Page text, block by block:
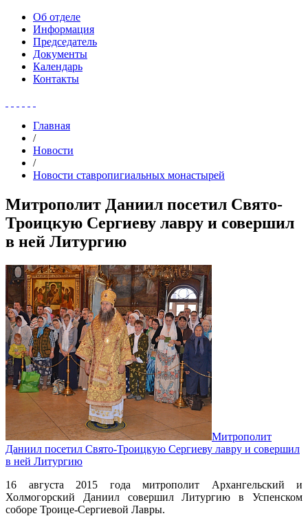
Об отделе
Информация
Председатель
Документы
Календарь
Контакты
Главная
/
Новости
/
Новости ставропигиальных монастырей
Митрополит Даниил посетил Свято-
Троицкую Сергиеву лавру и совершил
в ней Литургию
Митрополит
Даниил посетил Свято-Троицкую Сергиеву лавру и совершил
в ней Литургию
16 августа 2015 года митрополит Архангельский и
Холмогорский Даниил совершил Литургию в Успенском
соборе Троице-Сергиевой Лавры.